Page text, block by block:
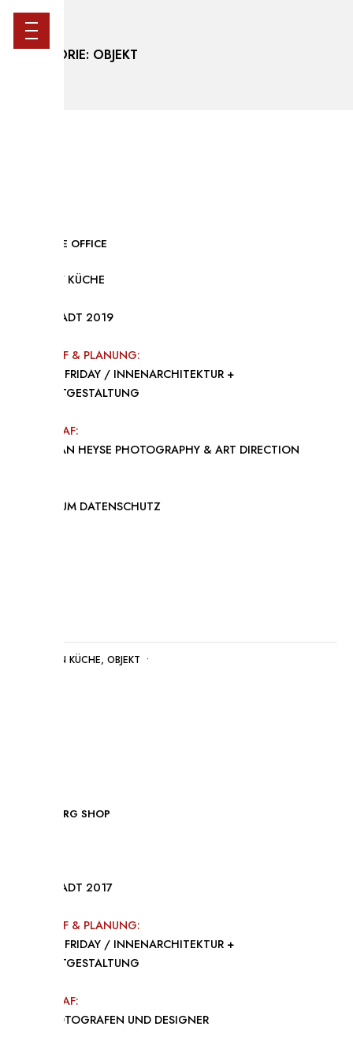
KATEGORIE: OBJEKT
PICKWARE OFFICE
OBJEKT / KÜCHE
DARMSTADT 2019
ENTWURF & PLANUNG:
WHYTHEFRIDAY / INNENARCHITEKTUR +
PRODUKTGESTALTUNG
FOTOGRAF:
CHRISTIAN HEYSE PHOTOGRAPHY & ART DIRECTION
IMPRESSUM DATENSCHUTZ
POSTED IN KÜCHE, OBJEKT •
WOODBERG SHOP
DARMSTADT 2017
ENTWURF & PLANUNG:
WHYTHEFRIDAY / INNENARCHITEKTUR +
PRODUKTGESTALTUNG
FOTOGRAF:
FOOB FOTOGRAFEN UND DESIGNER